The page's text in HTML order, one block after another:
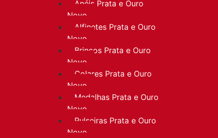
Anéis Prata e Ouro
Novo
Alfinetes Prata e Ouro
Novo
Brincos Prata e Ouro
Novo
Colares Prata e Ouro
Novo
Medalhas Prata e Ouro
Novo
Pulseiras Prata e Ouro
Novo